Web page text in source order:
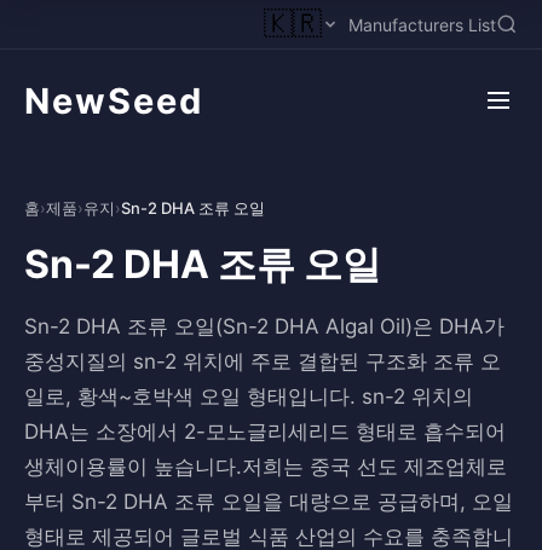
🇰🇷 Manufacturers List
NewSeed
홈›제품›유지›Sn-2 DHA 조류 오일
Sn-2 DHA 조류 오일
Sn-2 DHA 조류 오일(Sn-2 DHA Algal Oil)은 DHA가
중성지질의 sn-2 위치에 주로 결합된 구조화 조류 오
일로, 황색~호박색 오일 형태입니다. sn-2 위치의
DHA는 소장에서 2-모노글리세리드 형태로 흡수되어
생체이용률이 높습니다.저희는 중국 선도 제조업체로
부터 Sn-2 DHA 조류 오일을 대량으로 공급하며, 오일
형태로 제공되어 글로벌 식품 산업의 수요를 충족합니